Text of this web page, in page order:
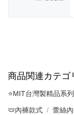
商品関連カテゴ
⭐MIT台灣製精品系列
🩲內褲款式 蕾絲